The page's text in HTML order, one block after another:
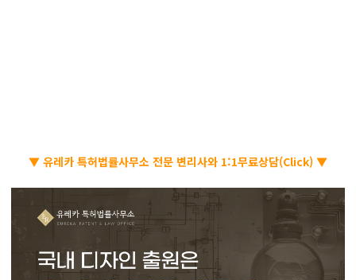
▼ 유레카 특허법률사무소 전문 변리사와 1:1무료상담(Click) ▼